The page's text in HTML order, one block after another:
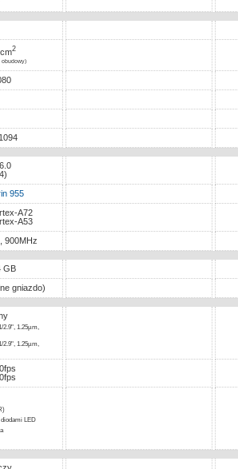
2
obudowy)
955
A72
A53
900MHz
GB
gniazdo)
2.9", 1.25µm,
2.9", 1.25µm,
diodami LED